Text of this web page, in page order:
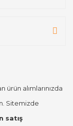
alımlarınızda
Sitemizde
satış